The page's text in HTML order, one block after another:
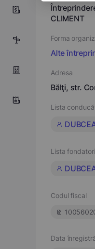
0
5
CLIMENT
Forma
Alte
Adresa
Bălţi, str.
Lista
Lista
Codul fiscal
Data